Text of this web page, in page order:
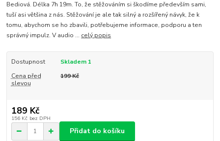
Bediová. Délka 7h 19m. To, že stěžováním si škodíme především sami,
tuší asi většina z nás. Stěžování je ale tak silný a rozšířený návyk, že k
tomu, abychom se ho zbavili, potřebujeme informace, podporu a ten
správný impulz. V audio ... celý popis
Dostupnost
Skladem 1
Cena před
slevou
199 Kč
189 Kč
156 Kč bez DPH
Přidat do košíku